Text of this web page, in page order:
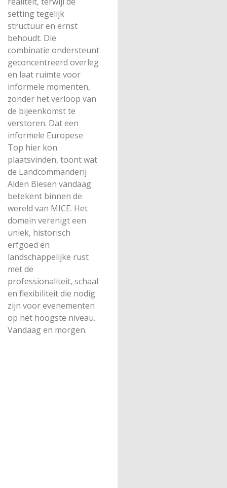
setting tegelijk
structuur en ernst
behoudt. Die
combinatie ondersteunt
geconcentreerd overleg
en laat ruimte voor
informele momenten,
zonder het verloop van
de bijeenkomst te
verstoren. Dat een
informele Europese
Top hier kon
plaatsvinden, toont wat
de Landcommanderij
Alden Biesen vandaag
betekent binnen de
wereld van MICE. Het
domein verenigt een
uniek, historisch
erfgoed en
landschappelijke rust
met de
professionaliteit, schaal
en flexibiliteit die nodig
zijn voor evenementen
op het hoogste niveau.
Vandaag en morgen.